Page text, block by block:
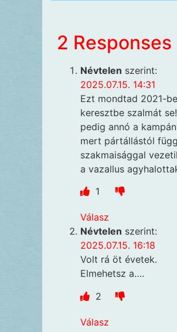
2 Responses
Névtelen szerint:
2025.07.15. 14:31
Ezt mondtad 2021-
keresztbe szalmát
pedig annó a
mert pártállástól
szakmaisággal
a vazallus
1
Válasz
Névtelen szerint:
2025.07.15. 16:18
Volt rá öt évetek.
Elmehetsz a….
2
Válasz